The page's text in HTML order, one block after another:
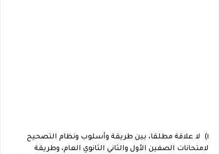
١) لا علاقة مطلقا، بين طريقة وأسلوب ونظام التصحيح
لامتحانات الصفين الأول والثاني الثانوي العام، وطريقة